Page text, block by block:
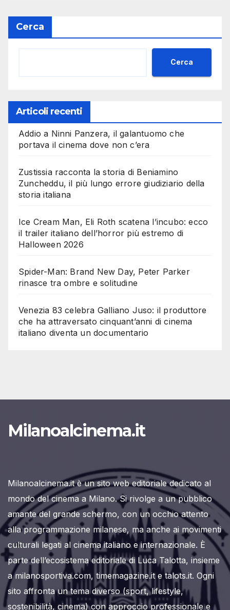
Cerca
Cerca
Articoli recenti
Addio a Ninni Panzera, il galantuomo che
portava il cinema dove non c’era
Zustissia racconta la storia di Beniamino
Zuncheddu, il più lungo errore giudiziario della
storia italiana
Ice Cream Man, Eli Roth scatena l’incubo: ecco
il trailer italiano dell’horror più estremo di
Halloween 2026
Spider-Man: Brand New Day, Peter Parker
rinasce tra ombre e solitudine
Venezia 83 celebra Galliano Juso: il produttore
che ha attraversato cinquant’anni di cinema
italiano diventa un documentario
Milanoalcinema.it
Milanoalcinema.it è un sito web editoriale dedicato al
mondo del cinema a Milano. Si rivolge a un pubblico
amante del grande schermo, con un occhio attento
alla programmazione milanese, ma anche ai movimenti
culturali legati al cinema italiano e internazionale. È
parte dell’ecosistema editoriale di Luca Talotta, insieme
a milanosportiva.com, timemagazine.it e talots.it. Ogni
sito affronta un tema diverso (sport, lifestyle,
sostenibilità, cinema) con approccio professionale e